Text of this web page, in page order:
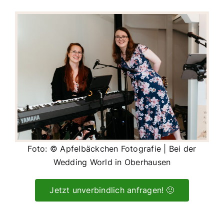
Foto: © Apfelbäckchen Fotografie | Bei der
Wedding World in Oberhausen
Jetzt unverbindlich anfragen! 🙂